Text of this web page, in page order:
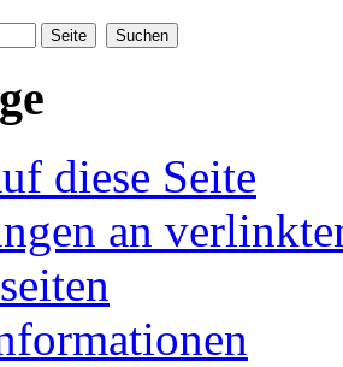
diese Seite
an